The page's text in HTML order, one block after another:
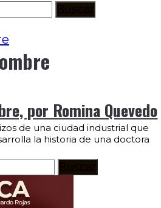
por Romina Quevedo
de una ciudad industrial que
la historia de una doctora